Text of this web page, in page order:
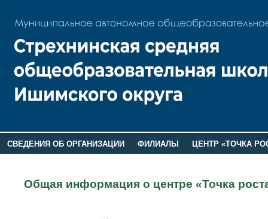
СВЕДЕНИЯ ОБ ОРГАНИЗАЦИИ ФИЛИАЛЫ
ЦЕНТР «ТОЧКА
Общая информация о центре «Точка